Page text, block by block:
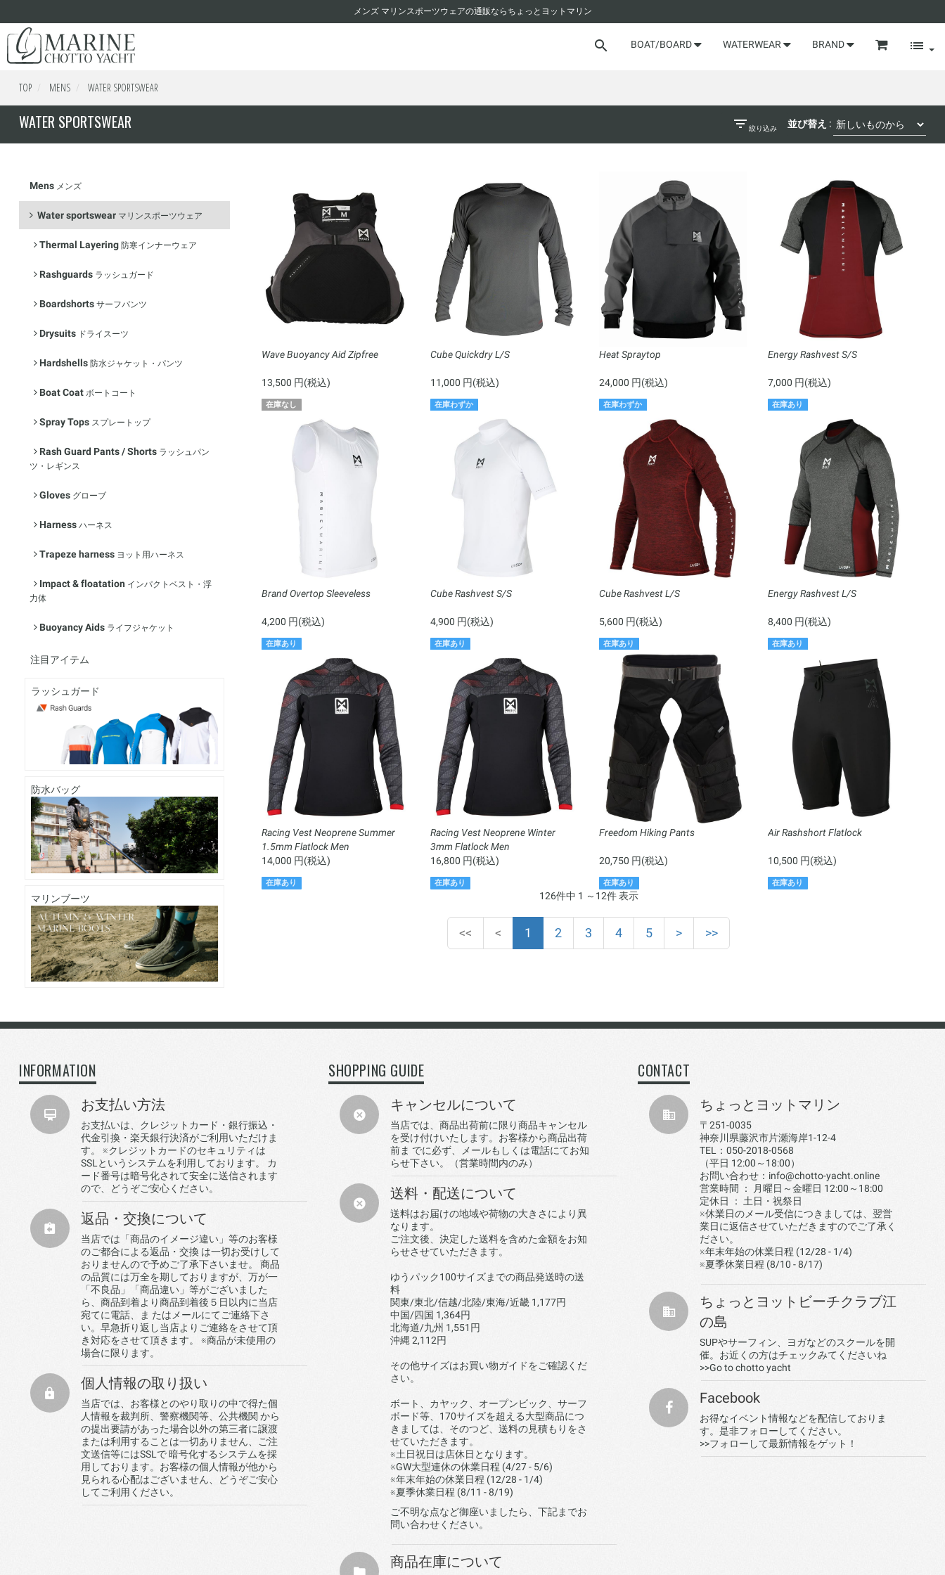
メンズ マリンスポーツウェアの通販ならちょっとヨットマリン
BOAT/BOARD WATERWEAR BRAND
TOP MENS WATER SPORTSWEAR
WATER SPORTSWEAR 絞り込み 並び替え :
Wave Buoyancy Aid Zipfree
13,500 円(税込)
在庫なし
Cube Quickdry L/S
11,000 円(税込)
在庫わずか
Heat Spraytop
24,000 円(税込)
在庫わずか
Energy Rashvest S/S
7,000 円(税込)
在庫あり
Brand Overtop Sleeveless
4,200 円(税込)
在庫あり
Cube Rashvest S/S
4,900 円(税込)
在庫あり
Cube Rashvest L/S
5,600 円(税込)
在庫あり
Energy Rashvest L/S
8,400 円(税込)
在庫あり
Racing Vest Neoprene Summer
1.5mm Flatlock Men
14,000 円(税込)
在庫あり
Racing Vest Neoprene Winter
3mm Flatlock Men
16,800 円(税込)
在庫あり
Freedom Hiking Pants
20,750 円(税込)
在庫あり
Air Rashshort Flatlock
10,500 円(税込)
在庫あり
126件中 1 ～12件 表示
<< < 1 (current)
2 3 4 5 > >>
Mens メンズ
Water sportswear マリンスポーツウェア
Thermal Layering 防寒インナーウェア
Rashguards ラッシュガード
Boardshorts サーフパンツ
Drysuits ドライスーツ
Hardshells 防水ジャケット・パンツ
Boat Coat ボートコート
Spray Tops スプレートップ
Rash Guard Pants / Shorts ラッシュパン
ツ・レギンス
Gloves グローブ
Harness ハーネス
Trapeze harness ヨット用ハーネス
Impact & floatation インパクトベスト・浮
力体
Buoyancy Aids ライフジャケット
注目アイテム
ラッシュガード
防水バッグ
マリンブーツ
INFORMATION
お支払い方法
お支払いは、クレジットカード・銀行振込・
代金引換・楽天銀行決済がご利用いただけま
す。 ※クレジットカードのセキュリティは
SSLというシステムを利用しております。 カ
ード番号は暗号化されて安全に送信されます
ので、どうぞご安心ください。
返品・交換について
当店では「商品のイメージ違い」等のお客様
のご都合による返品・交換 は一切お受けして
おりませんので予めご了承下さいませ。 商品
の品質には万全を期しておりますが、万が一
「不良品」「商品違い」等がございました
ら、商品到着より商品到着後５日以内に当店
宛てに電話、ま たはメールにてご連絡下さ
い。早急折り返し当店よりご連絡をさせて頂
き対応をさせて頂きます。 ※商品が未使用の
場合に限ります。
個人情報の取り扱い
当店では、お客様とのやり取りの中で得た個
人情報を裁判所、警察機関等、公共機関 から
の提出要請があった場合以外の第三者に譲渡
または利用することは一切ありません、ご注
文送信等にはSSLで 暗号化するシステムを採
用しております。お客様の個人情報が他から
見られる心配はございません、どうぞご安心
してご利用ください。
SHOPPING GUIDE
キャンセルについて
当店では、商品出荷前に限り商品キャンセル
を受け付けいたします。お客様から商品出荷
前ま でに必ず、メールもしくは電話にてお知
らせ下さい。（営業時間内のみ）
送料・配送について
送料はお届けの地域や荷物の大きさにより異
なります。
ご注文後、決定した送料を含めた金額をお知
らせさせていただきます。
ゆうパック100サイズまでの商品発送時の送
料
関東/東北/信越/北陸/東海/近畿 1,177円
中国/四国 1,364円
北海道/九州 1,551円
沖縄 2,112円
その他サイズはお買い物ガイドをご確認くだ
さい。
ボート、カヤック、オープンビック、サーフ
ボード等、170サイズを超える大型商品につ
きましては、そのつど、送料の見積もりをさ
せていただきます。
※土日祝日は店休日となります。
※GW大型連休の休業日程 (4/27 - 5/6)
※年末年始の休業日程 (12/28 - 1/4)
※夏季休業日程 (8/11 - 8/19)
ご不明な点など御座いましたら、下記までお
問い合わせください。
商品在庫について
CONTACT
ちょっとヨットマリン
〒251-0035
神奈川県藤沢市片瀬海岸1-12-4
TEL：050-2018-0568
（平日 12:00～18:00）
お問い合わせ：info@chotto-yacht.online
営業時間 ： 月曜日～金曜日 12:00～18:00
定休日 ： 土日・祝祭日
※休業日のメール受信につきましては、翌営
業日に返信させていただきますのでご了承く
ださい。
※年末年始の休業日程 (12/28 - 1/4)
※夏季休業日程 (8/10 - 8/17)
ちょっとヨットビーチクラブ江
の島
SUPやサーフィン、ヨガなどのスクールを開
催。お近くの方はチェックみてくださいね
>>Go to chotto yacht
Facebook
お得なイベント情報などを配信しておりま
す。是非フォローしてください。
>>フォローして最新情報をゲット！